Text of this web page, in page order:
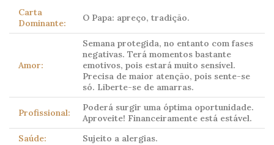
Carta
Dominante:
O Papa: apreço, tradição.
Amor:
Semana protegida, no entanto com fases
negativas. Terá momentos bastante
emotivos, pois estará muito sensível.
Precisa de maior atenção, pois sente-se
só. Liberte-se de amarras.
Profissional:
Poderá surgir uma óptima oportunidade.
Aproveite! Financeiramente está estável.
Saúde:
Sujeito a alergias.